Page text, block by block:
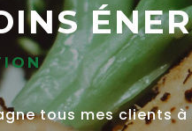
tous mes clients